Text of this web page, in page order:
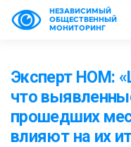
НЕЗАВИСИМЫЙ
ОБЩЕСТВЕННЫЙ
МОНИТОРИНГ
Эксперт НОМ:
что
прошедших
влияют на их